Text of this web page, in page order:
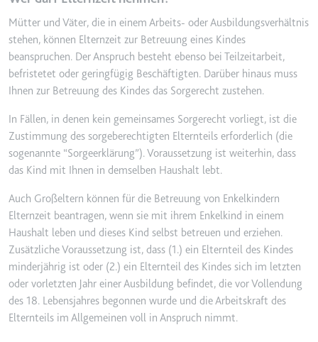
Mütter und Väter, die in einem Arbeits- oder Ausbildungsverhältnis
stehen, können Elternzeit zur Betreuung eines Kindes
beanspruchen. Der Anspruch besteht ebenso bei Teilzeitarbeit,
befristetet oder geringfügig Beschäftigten. Darüber hinaus muss
Ihnen zur Betreuung des Kindes das Sorgerecht zustehen.
In Fällen, in denen kein gemeinsames Sorgerecht vorliegt, ist die
Zustimmung des sorgeberechtigten Elternteils erforderlich (die
sogenannte “Sorgeerklärung”). Voraussetzung ist weiterhin, dass
das Kind mit Ihnen in demselben Haushalt lebt.
Auch Großeltern können für die Betreuung von Enkelkindern
Elternzeit beantragen, wenn sie mit ihrem Enkelkind in einem
Haushalt leben und dieses Kind selbst betreuen und erziehen.
Zusätzliche Voraussetzung ist, dass (1.) ein Elternteil des Kindes
minderjährig ist oder (2.) ein Elternteil des Kindes sich im letzten
oder vorletzten Jahr einer Ausbildung befindet, die vor Vollendung
des 18. Lebensjahres begonnen wurde und die Arbeitskraft des
Elternteils im Allgemeinen voll in Anspruch nimmt.